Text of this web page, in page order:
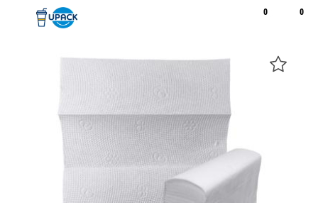
0 0